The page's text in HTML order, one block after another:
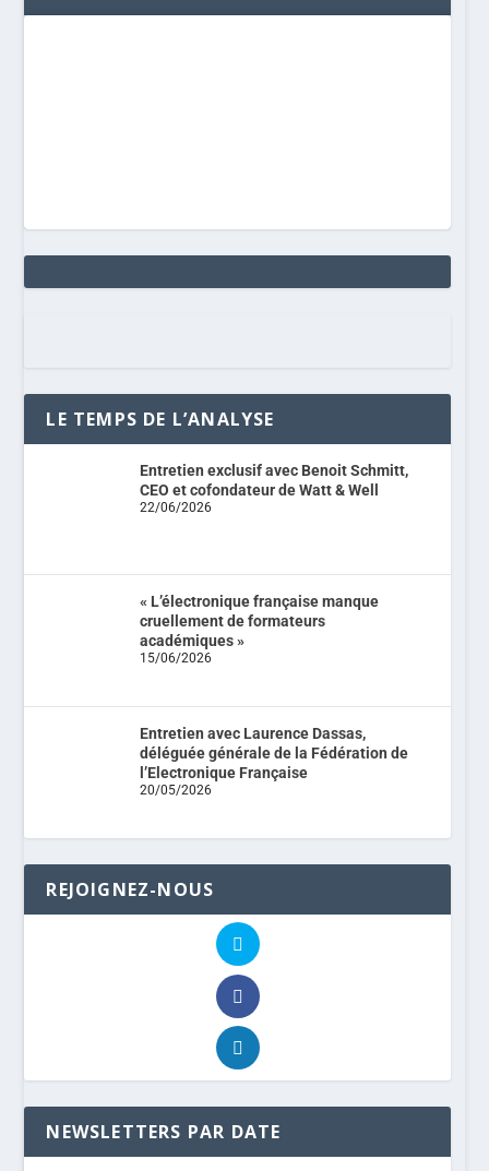
LE TEMPS DE L’ANALYSE
Entretien exclusif avec Benoit Schmitt,
CEO et cofondateur de Watt & Well
22/06/2026
« L’électronique française manque
cruellement de formateurs
académiques »
15/06/2026
Entretien avec Laurence Dassas,
déléguée générale de la Fédération de
l’Electronique Française
20/05/2026
REJOIGNEZ-NOUS
NEWSLETTERS PAR DATE